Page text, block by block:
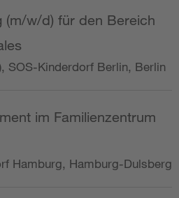
(m/w/d) für den Bereich
SOS-Kinderdorf Berlin, Berlin
im Familienzentrum
Hamburg, Hamburg-Dulsberg